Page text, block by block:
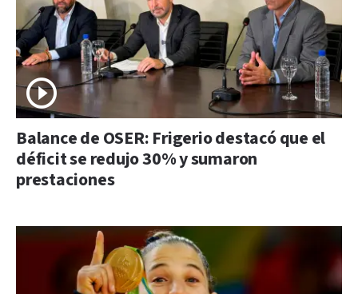
Balance de OSER: Frigerio destacó que el
déficit se redujo 30% y sumaron
prestaciones